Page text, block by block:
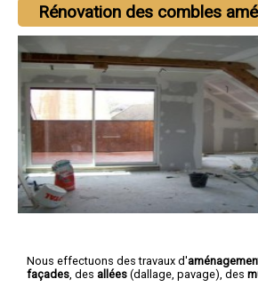
Rénovation des combles
Nous effectuons des travaux d'
façades , des allées (dallage, pavage), des